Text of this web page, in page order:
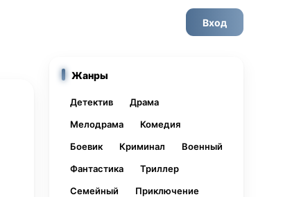
Вход
Жанры
Детектив
Драма
Мелодрама
Комедия
Боевик
Криминал
Военный
Фантастика
Триллер
Семейный
Приключение